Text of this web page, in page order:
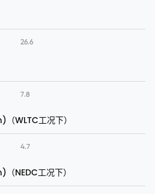
26.6
7.8
WLTC工况下）
4.7
NEDC工况下）